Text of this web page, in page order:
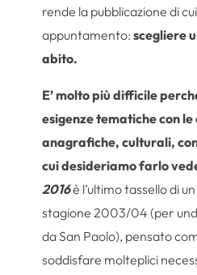
rende la pubblicazione di
appuntamento:scegliere
abito.
E’ molto più difficile
esigenze tematiche con
anagrafiche, culturali,
cui desideriamo farlo
2016è l’ultimo tassello di
stagione 2003/04 (per
da San Paolo), pensato
soddisfare molteplici